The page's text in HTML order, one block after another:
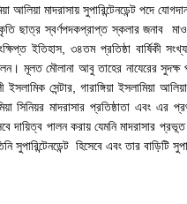
আলিয়া মাদরাসায় সুপারিন্টেনডেন্ট পদে
ছাত্র স্বর্ণপদকপ্রাপ্ত স্কলার জনাব
ইতিহাস, ৩৪তম প্রতিষ্ঠা বার্ষিকী
মূলত মৌলানা আবু তাহের নাযেরের সুদক্ষ
ইসলামিক সেন্টার, গারাঙ্গিয়া ইসলামিয়া
সিনিয়র মাদরাসার প্রতিষ্ঠাতা এবং এর
দায়িত্ব পালন করায় যেমনি
সুপারিন্টেনডেন্ট হিসেবে এবং তার বাড়িটি